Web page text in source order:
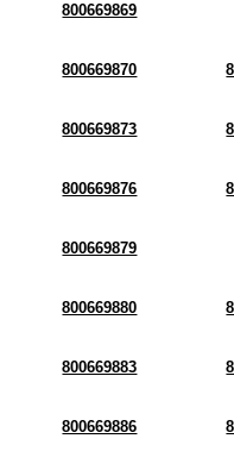
800669869
800669870
800669873
800669876
800669879
800669880
800669883
800669886